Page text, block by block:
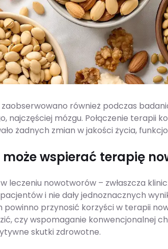
również podczas
najczęściej mózgu. Połączenie terapii
żadnych zmian w jakości życia,
wspierać terapię
nowotworów – zwłaszcza
i nie dały jednoznacznych
powinno przynosić korzyści w terapii
czy wspomaganie konwencjonalnej
skutki zdrowotne.